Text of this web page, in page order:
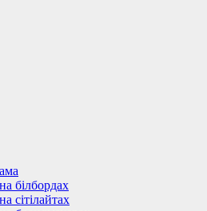
білбордах
сітілайтах